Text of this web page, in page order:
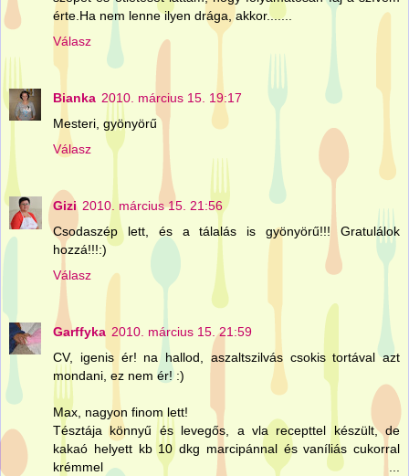
érte.Ha nem lenne ilyen drága, akkor.......
Válasz
Bianka 2010. március 15. 19:17
Mesteri, gyönyörű
Válasz
Gizi 2010. március 15. 21:56
Csodaszép lett, és a tálalás is gyönyörű!!! Gratulálok
hozzá!!!:)
Válasz
Garffyka 2010. március 15. 21:59
CV, igenis ér! na hallod, aszaltszilvás csokis tortával azt
mondani, ez nem ér! :)
Max, nagyon finom lett!
Tésztája könnyű és levegős, a vla recepttel készült, de
kakaó helyett kb 10 dkg marcipánnal és vaníliás cukorral
krémmel ...